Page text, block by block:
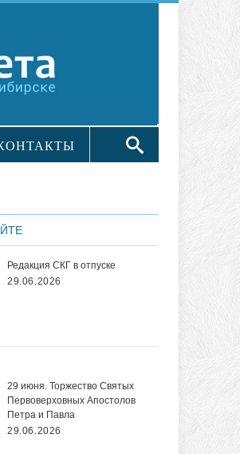
Редакция СКГ в отпуске
29.06.2026
29 июня. Торжество Святых
Первоверховных Апостолов
Петра и Павла
29.06.2026